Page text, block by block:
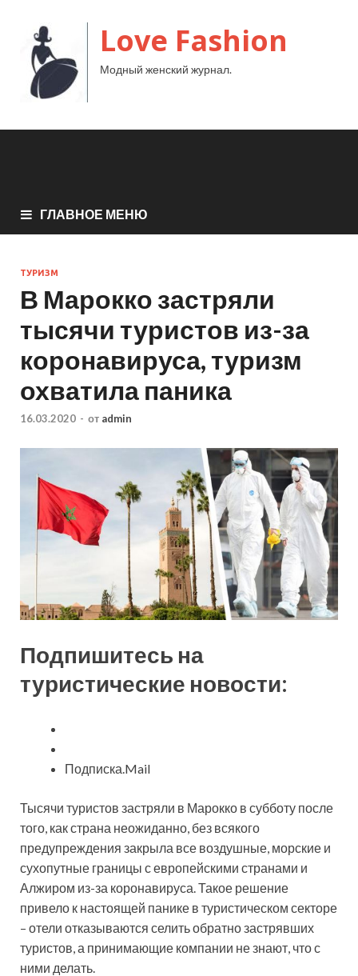
Love Fashion
Модный женский журнал.
ГЛАВНОЕ МЕНЮ
ТУРИЗМ
В Марокко застряли
тысячи туристов из-за
коронавируса, туризм
охватила паника
16.03.2020 - от admin
Подпишитесь на
туристические новости:
Подписка.Mail
Тысячи туристов застряли в Марокко в субботу после
того, как страна неожиданно, без всякого
предупреждения закрыла все воздушные, морские и
сухопутные границы с европейскими странами и
Алжиром из-за коронавируса. Такое решение
привело к настоящей панике в туристическом секторе
– отели отказываются селить обратно застрявших
туристов, а принимающие компании не знают, что с
ними делать.